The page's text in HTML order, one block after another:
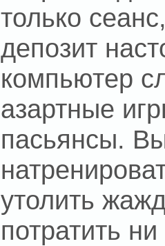
только
депозит
компьютер
азартные
пасьянсы.
утолить
потратить